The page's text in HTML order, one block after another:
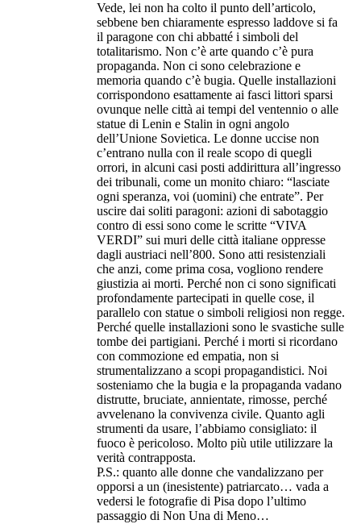
Vede, lei non ha colto il punto dell’articolo,
sebbene ben chiaramente espresso laddove si fa
il paragone con chi abbatté i simboli del
totalitarismo. Non c’è arte quando c’è pura
propaganda. Non ci sono celebrazione e
memoria quando c’è bugia. Quelle installazioni
corrispondono esattamente ai fasci littori sparsi
ovunque nelle città ai tempi del ventennio o alle
statue di Lenin e Stalin in ogni angolo
dell’Unione Sovietica. Le donne uccise non
c’entrano nulla con il reale scopo di quegli
orrori, in alcuni casi posti addirittura all’ingresso
dei tribunali, come un monito chiaro: “lasciate
ogni speranza, voi (uomini) che entrate”. Per
uscire dai soliti paragoni: azioni di sabotaggio
contro di essi sono come le scritte “VIVA
VERDI” sui muri delle città italiane oppresse
dagli austriaci nell’800. Sono atti resistenziali
che anzi, come prima cosa, vogliono rendere
giustizia ai morti. Perché non ci sono significati
profondamente partecipati in quelle cose, il
parallelo con statue o simboli religiosi non regge.
Perché quelle installazioni sono le svastiche sulle
tombe dei partigiani. Perché i morti si ricordano
con commozione ed empatia, non si
strumentalizzano a scopi propagandistici. Noi
sosteniamo che la bugia e la propaganda vadano
distrutte, bruciate, annientate, rimosse, perché
avvelenano la convivenza civile. Quanto agli
strumenti da usare, l’abbiamo consigliato: il
fuoco è pericoloso. Molto più utile utilizzare la
verità contrapposta.
P.S.: quanto alle donne che vandalizzano per
opporsi a un (inesistente) patriarcato… vada a
vedersi le fotografie di Pisa dopo l’ultimo
passaggio di Non Una di Meno…